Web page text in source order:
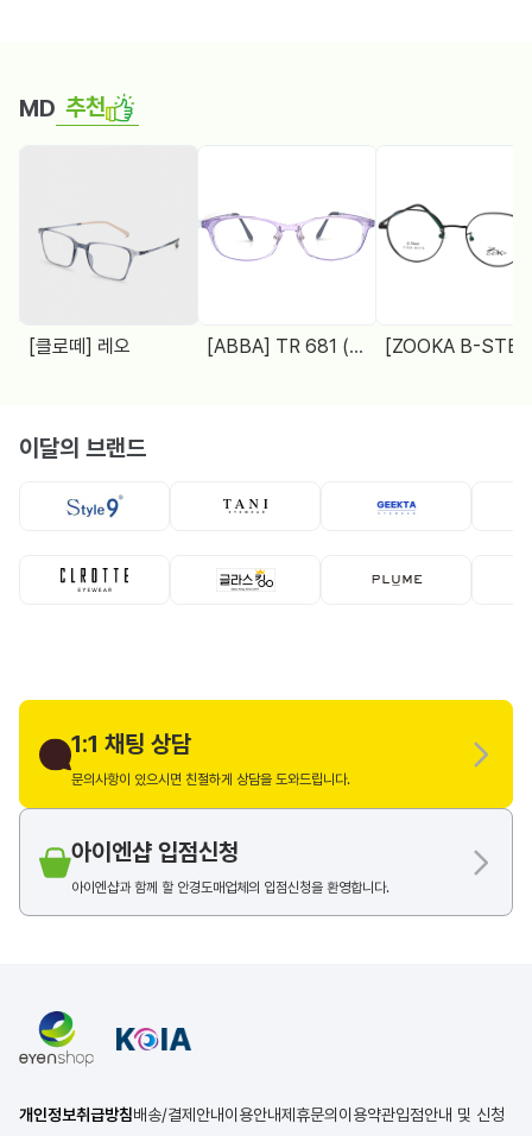
MD 추천
뿔테
[클로떼] 레오
뿔테
[ABBA] TR 681 (48□18 138)
이달의 브랜드
1:1 채팅 상담
문의사항이 있으시면 친절하게 상담을 도와드립니다.
아이엔샵 입점신청
아이엔샵과 함께 할 안경도매업체의 입점신청을 환영합니다.
개인정보취급방침배송/결제안내이용안내제휴문의 이용약관입점안내 및 신청